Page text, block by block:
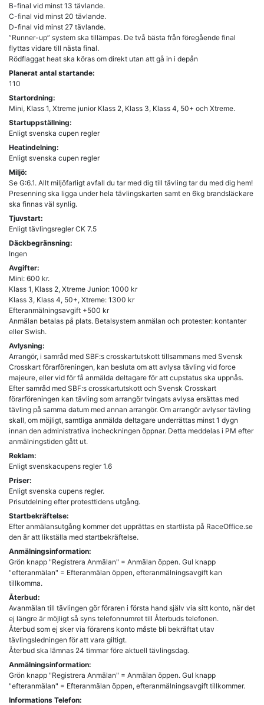
B-final vid minst 13 tävlande.
C-final vid minst 20 tävlande.
D-final vid minst 27 tävlande.
”Runner-up” system ska tillämpas. De två bästa från föregående final
flyttas vidare till nästa final.
Planerat antal startande:
110
Startordning:
Mini, Klass 1, Xtreme junior Klass 2, Klass 3, Klass 4, 50+ och Xtreme.
Startuppställning:
Enligt svenska cupen regler
Heatindelning:
Enligt svenska cupen regler
Miljö:
Se G:6.1. Allt miljöfarligt avfall du tar med dig till tävling tar du med dig hem!
Presenning ska ligga under hela tävlingskarten samt en 6kg brandsläckare
ska finnas väl synlig.
Tjuvstart:
Däckbegränsning:
Ingen
Avgifter:
Mini: 600 kr.
Klass 1, Klass 2, Xtreme Junior: 1000 kr
Klass 3, Klass 4, 50+, Xtreme: 1300 kr
Efteranmälningsavgift +500 kr
Anmälan betalas på plats. Betalsystem anmälan och protester: kontanter
Avlysning:
Arrangör, i samråd med SBF:s crosskartutskott tillsammans med Svensk
Crosskart förarföreningen, kan besluta om att avlysa tävling vid force
majeure, eller vid för få anmälda deltagare för att cupstatus ska uppnås.
Efter samråd med SBF:s crosskartutskott och Svensk Crosskart
förarföreningen kan tävling som arrangör tvingats avlysa ersättas med
tävling på samma datum med annan arrangör. Om arrangör avlyser tävling
skall, om möjligt, samtliga anmälda deltagare underrättas minst 1 dygn
innan den administrativa incheckningen öppnar. Detta meddelas i PM efter
anmälningstiden gått ut.
Reklam:
Enligt svenskacupens regler 1.6
Priser:
Enligt svenska cupens regler.
Prisutdelning efter protesttidens utgång.
Startbekräftelse:
Efter anmälansutgång kommer det upprättas en startlista på RaceOffice.se
den är att likställa med startbekräftelse.
Anmälningsinformation:
Grön knapp "Registrera Anmälan" = Anmälan öppen. Gul knapp
"efteranmälan" = Efteranmälan öppen, efteranmälningsavgift kan
tillkomma.
Återbud:
Avanmälan till tävlingen gör föraren i första hand själv via sitt konto, när det
ej längre är möjligt så syns telefonnumret till Återbuds telefonen.
Återbud som ej sker via förarens konto måste bli bekräftat utav
tävlingsledningen för att vara giltigt.
Återbud ska lämnas 24 timmar före aktuell tävlingsdag.
Anmälningsinformation:
Grön knapp "Registrera Anmälan" = Anmälan öppen. Gul knapp
"efteranmälan" = Efteranmälan öppen, efteranmälningsavgift tillkommer.
Informations Telefon: